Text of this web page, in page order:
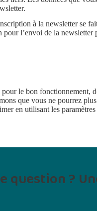
à la newsletter se
pour l’envoi de la
le bon fonctionnement,
que vous ne pourrez
en utilisant les
question ?